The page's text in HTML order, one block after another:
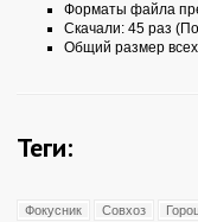
Форматы файла
Скачали: 45 раз
Общий размер
Теги:
Фокусник Совхоз